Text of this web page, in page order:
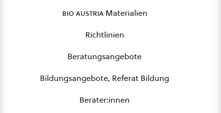
bio austriaMaterialien
Richtlinien
Beratungsangebote
Bildungsangebote, Referat Bildung
Berater:innen